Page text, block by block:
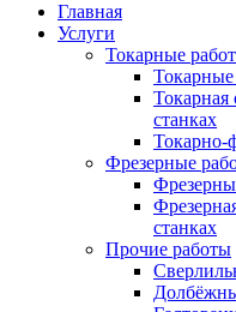
Главная
Услуги
Токарные
Токарная
станках
Токарно-
Фрезерные
станках
Прочие работы